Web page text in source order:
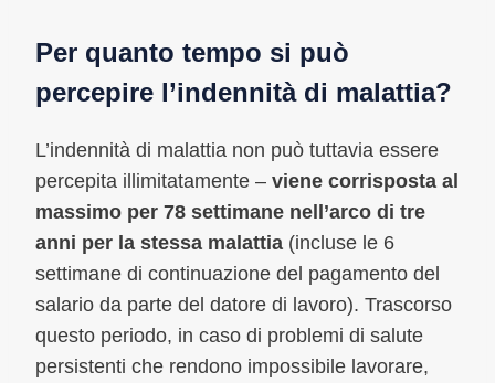
Per quanto tempo si può
percepire l’indennità di malattia?
L’indennità di malattia non può tuttavia essere
percepita illimitatamente – viene corrisposta al
massimo per 78 settimane nell’arco di tre
anni per la stessa malattia (incluse le 6
settimane di continuazione del pagamento del
salario da parte del datore di lavoro). Trascorso
questo periodo, in caso di problemi di salute
persistenti che rendono impossibile lavorare,